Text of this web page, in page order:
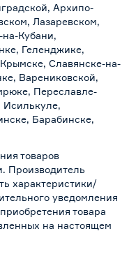
Архипо-
Лазаревском,
Кубани,
Геленджике,
Славянске-на-
Варениковской,
Переславле-
Исилькуле,
Барабинске,
товаров
Производитель
характеристики/
уведомления
товара
на настоящем